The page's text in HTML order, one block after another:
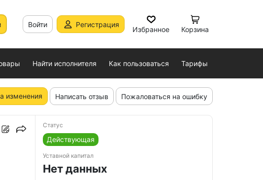
Войти Регистрация
Избранное Корзина
Найти исполнителя Как пользоваться Тарифы
изменения Написать отзыв Пожаловаться на ошибку
Статус
Действующая
Уставной капитал
Нет данных